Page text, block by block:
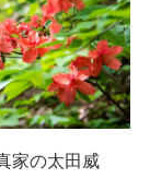
家の太田威